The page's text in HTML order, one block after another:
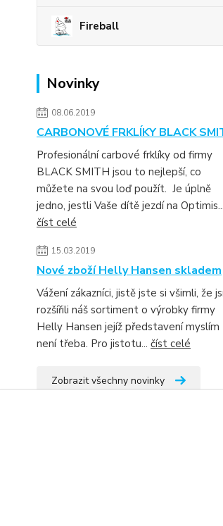
Fireball
Novinky
08.06.2019
CARBONOVÉ FRKLÍKY BLACK
Profesionální carbové frklíky od firmy
BLACK SMITH jsou to nejlepší, co
můžete na svou loď použít. Je úplně
jedno, jestli Vaše dítě jezdí na Optimis...
číst celé
15.03.2019
Nové zboží Helly Hansen skladem
Vážení zákazníci, jistě jste si všimli, že
rozšířili náš sortiment o výrobky firmy
Helly Hansen jejíž představení myslím
není třeba. Pro jistotu... číst celé
Zobrazit všechny novinky